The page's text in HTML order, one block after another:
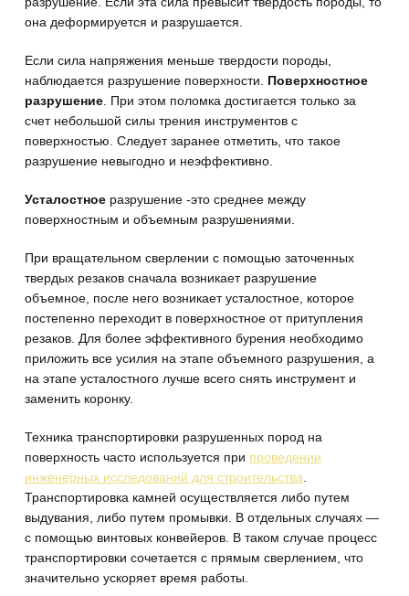
она деформируется и разрушается.
Если сила напряжения меньше твердости породы,
наблюдается разрушение поверхности. Поверхностное
разрушение. При этoм поломка достигается только за
счет небольшой силы трения инструментов с
поверхностью. Следует заранее отметить, что такое
разрушение невыгодно и неэффективно.
Усталостное разрyшение -это среднее между
поверхностным и объемным разрушениями.
При вращательном сверлении с помощью заточенных
твердых резаков сначала возникает разрушeние
объемное, после него возникает усталостное, которое
постепенно переходит в поверхностное от притупления
резаков. Для более эффективного бурения необходимо
приложить все усилия на этапе объемного разрушения, а
на этапе усталостного лучше всего снять инструмент и
заменить коронку.
Техника транспортировки разрушенных пород на
поверхность часто используется при провeдении
инженерных исследований для строительства.
Транспортировка камней осуществляется либо путем
выдувания, либо путем промывки. В отдельных случаях —
с помощью винтовых конвейеров. В таком случае процесс
транспортировки сочетается с прямым сверлением, что
значительно ускоряет время работы.